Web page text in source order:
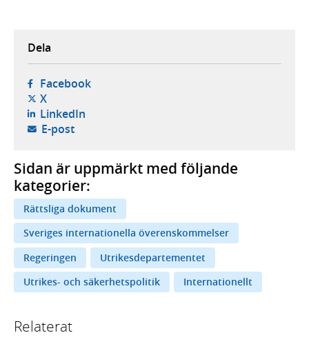
Dela
Facebook- öppnas i ny flik, extern webbplats,
X- öppnas i ny flik, extern webbplats,
LinkedIn- öppnas i ny flik, extern webbplats,
E-post- öppnar din e-postklient,
Sidan är uppmärkt med följande
kategorier:
Rättsliga dokument
Sveriges internationella överenskommelser
Regeringen
Utrikesdepartementet
Utrikes- och säkerhetspolitik
Internationellt
Relaterat